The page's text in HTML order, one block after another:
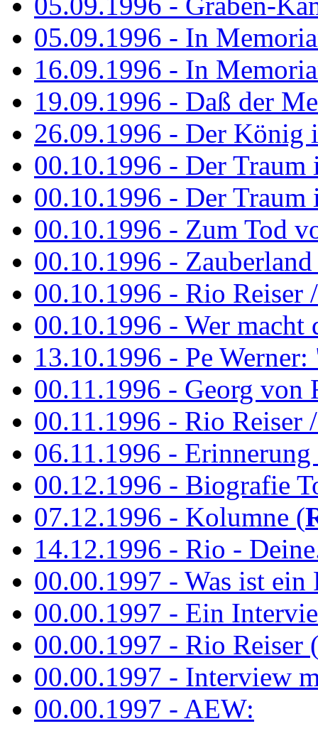
05.09.1996 - In
16.09.1996 - In
19.09.1996 - Daß der
26.09.1996 - Der König
00.10.1996 - Der Traum
00.10.1996 - Der Traum
00.10.1996 - Zum Tod
00.10.1996 -
00.10.1996 - Rio Reiser
00.10.1996 - Wer macht
13.10.1996 - Pe
00.11.1996 - Georg von
00.11.1996 - Rio Reiser
06.11.1996 -
00.12.1996 - Biografie
07.12.1996 - Kolumne (
14.12.1996 - Rio -
00.00.1997 - Was ist ein
00.00.1997 - Ein
00.00.1997 - Rio Reiser
00.00.1997 - Interview
00.00.1997 - AEW: